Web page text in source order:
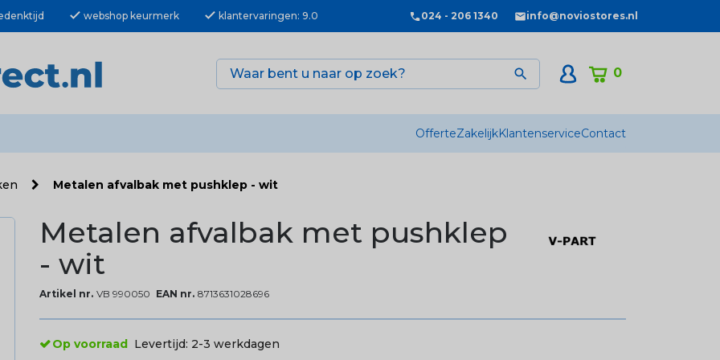
check webshop keurmerk check klantervaringen: 9.0 024 - 206 1340 info@noviostores.nl
0

OfferteZakelijkKlantenserviceContact
Metalen afvalbak met pushklep - wit
Metalen afvalbak met pushklep
- wit
Artikel nr. VB 990050 EAN nr. 8713631028696
Op voorraad Levertijd: 2-3 werkdagen